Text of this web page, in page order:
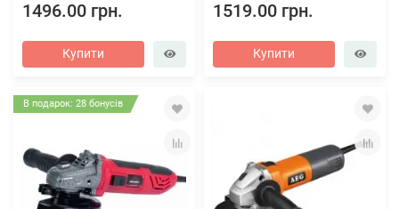
1496.00 грн.
Купити
1519.00 грн.
Купити
В подарок: 28 бонусів